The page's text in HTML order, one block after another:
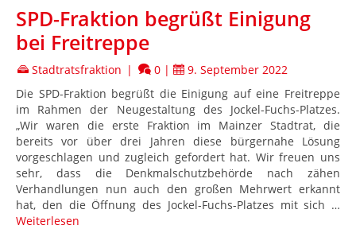
SPD-Fraktion begrüßt Einigung
bei Freitreppe
Stadtratsfraktion | 0 |
9. September 2022
Die SPD-Fraktion begrüßt die Einigung auf eine Freitreppe
im Rahmen der Neugestaltung des Jockel-Fuchs-Platzes.
„Wir waren die erste Fraktion im Mainzer Stadtrat, die
bereits vor über drei Jahren diese bürgernahe Lösung
vorgeschlagen und zugleich gefordert hat. Wir freuen uns
sehr, dass die Denkmalschutzbehörde nach zähen
Verhandlungen nun auch den großen Mehrwert erkannt
hat, den die Öffnung des Jockel-Fuchs-Platzes mit sich …
Weiterlesen